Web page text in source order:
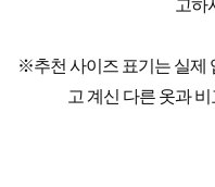
고하
※추천 사이즈 표기는 실제
고 계신 다른 옷과